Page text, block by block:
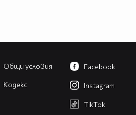
Общи условия
Кодекс
Facebook
Instagram
TikTok